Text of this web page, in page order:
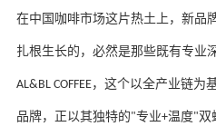
在中国咖啡市场这片热土上，新品
扎根生长的，必然是那些既有专业
AL&BL COFFEE，这个以全产业链为
品牌，正以其独特的"专业+温度"双